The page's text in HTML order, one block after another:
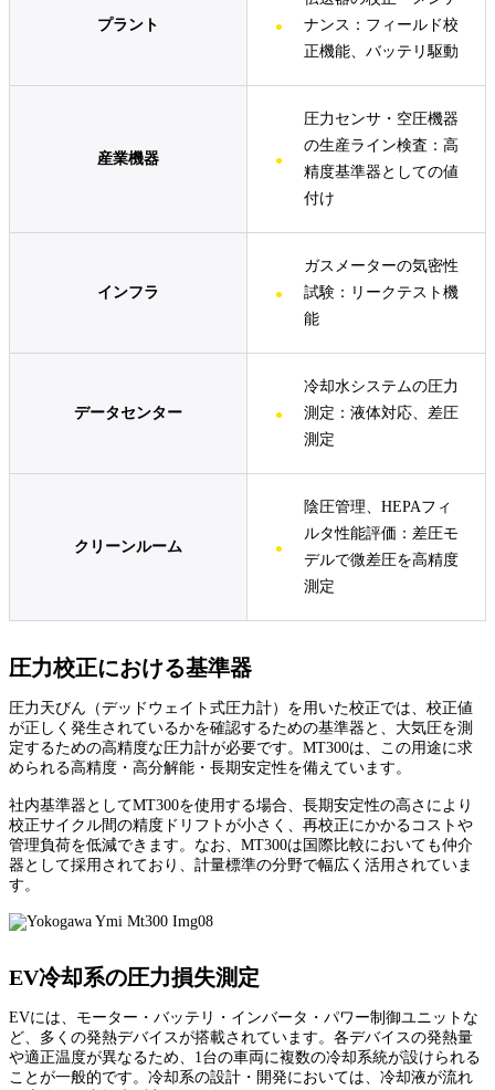
プラント
ナンス：フィールド校
正機能、バッテリ駆動
産業機器
圧力センサ・空圧機器
の生産ライン検査：高
精度基準器としての値
付け
インフラ
ガスメーターの気密性
試験：リークテスト機
能
データセンター
冷却水システムの圧力
測定：液体対応、差圧
測定
クリーンルーム
陰圧管理、HEPAフィ
ルタ性能評価：差圧モ
デルで微差圧を高精度
測定
圧力校正における基準器
圧力天びん（デッドウェイト式圧力計）を用いた校正では、校正値
が正しく発生されているかを確認するための基準器と、大気圧を測
定するための高精度な圧力計が必要です。MT300は、この用途に求
められる高精度・高分解能・長期安定性を備えています。
社内基準器としてMT300を使用する場合、長期安定性の高さにより
校正サイクル間の精度ドリフトが小さく、再校正にかかるコストや
管理負荷を低減できます。なお、MT300は国際比較においても仲介
器として採用されており、計量標準の分野で幅広く活用されていま
す。
EV冷却系の圧力損失測定
EVには、モーター・バッテリ・インバータ・パワー制御ユニットな
ど、多くの発熱デバイスが搭載されています。各デバイスの発熱量
や適正温度が異なるため、1台の車両に複数の冷却系統が設けられる
ことが一般的です。冷却系の設計・開発においては、冷却液が流れ